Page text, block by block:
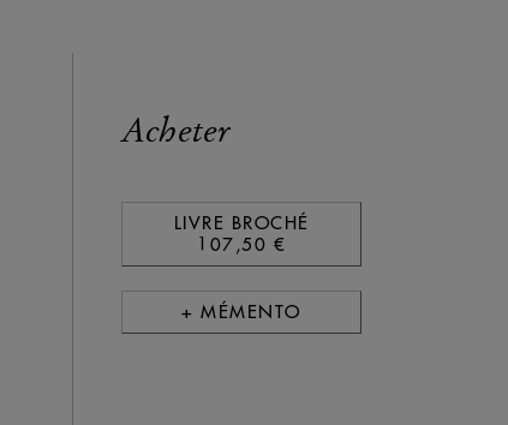
Acheter
LIVRE BROCHÉ
107,50 €
+ MÉMENTO